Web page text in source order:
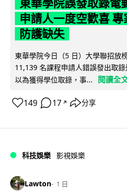
東華學院誤發取錄電
申請人一度空歡喜
防護缺失
東華學院今日（5 日）大學聯招放
11,139 名課程申請人錯誤發出取
以為獲得學位取錄，事...
閱讀全
149 17 ↗ 分享
科技娛樂 影視娛樂
Lawton 1 日